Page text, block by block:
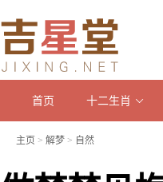
首页 十二生肖
主页 > 解梦 > 自然